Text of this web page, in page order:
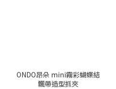
ONDO昂朵 mini霧彩蝴蝶結
飄帶造型抓夾